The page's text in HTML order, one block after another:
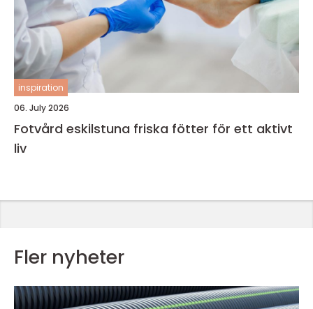
inspiration
06. July 2026
Fotvård eskilstuna friska fötter för ett aktivt
liv
Fler nyheter